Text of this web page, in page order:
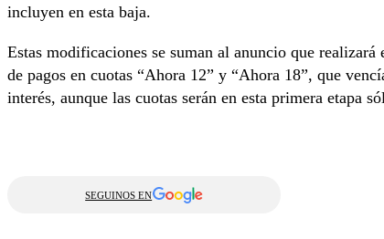
incluyen en esta baja.
Estas modificaciones se suman al anuncio que
de pagos en cuotas “Ahora 12” y “Ahora 18”, que
interés, aunque las cuotas serán en esta primera etapa
SEGUINOS EN